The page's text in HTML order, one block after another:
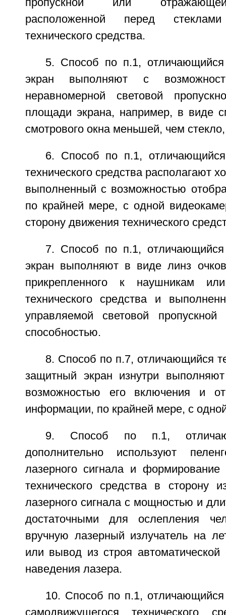
пропускной или
расположенной перед
технического средства.
5. Способ по п.1,
экран выполняют с
неравномерной световой
площади экрана, например, в виде
смотрового окна меньшей, чем
6. Способ по п.1,
технического средства располагают
выполненный с возможностью
по крайней мере, с одной
сторону движения технического
7. Способ по п.1,
экран выполняют в виде линз
прикрепленного к наушникам
технического средства и
управляемой световой пропускной
способностью.
8. Способ по п.7, отличающийся
защитный экран изнутри
возможностью его включения и
информации, по крайней мере, с
9. Способ по п.1,
дополнительно используют
лазерного сигнала и
технического средства в сторону
лазерного сигнала с мощностью и
достаточными для ослепления
вручную лазерный излучатель на
или вывод из строя автоматической
наведения лазера.
10. Способ по п.1, отличающийся
самодвижущегося технического